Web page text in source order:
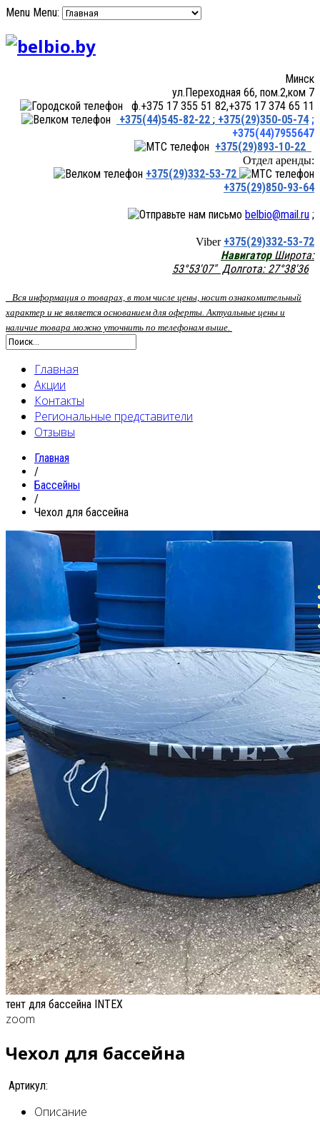
Menu Menu:
Минск
ул.Переходная 66, пом.2,ком 7
ф.+375 17 355 51 82,+375 17 374 65 11
+375(44)545-82-22 ; +375(29)350-05-74 ;
+375(44)7955647
+375(29)893-10-22
Отдел аренды:
+375(29)332-53-72
+375(29)850-93-64
belbio@mail.ru ;
Viber +375(29)332-53-72
НавигаторШирота:
53°53'07" Долгота: 27°38'36
Вся информация о товарах, в том числе цены, носит ознакомительный
характер и не является основанием для оферты. Актуальные цены и
наличие товара можно уточнить по телефонам выше.
Главная
Акции
Контакты
Региональные представители
Отзывы
Главная
/
Бассейны
/
Чехол для бассейна
тент для бассейна INTEX
zoom
Чехол для бассейна
Артикул:
Описание